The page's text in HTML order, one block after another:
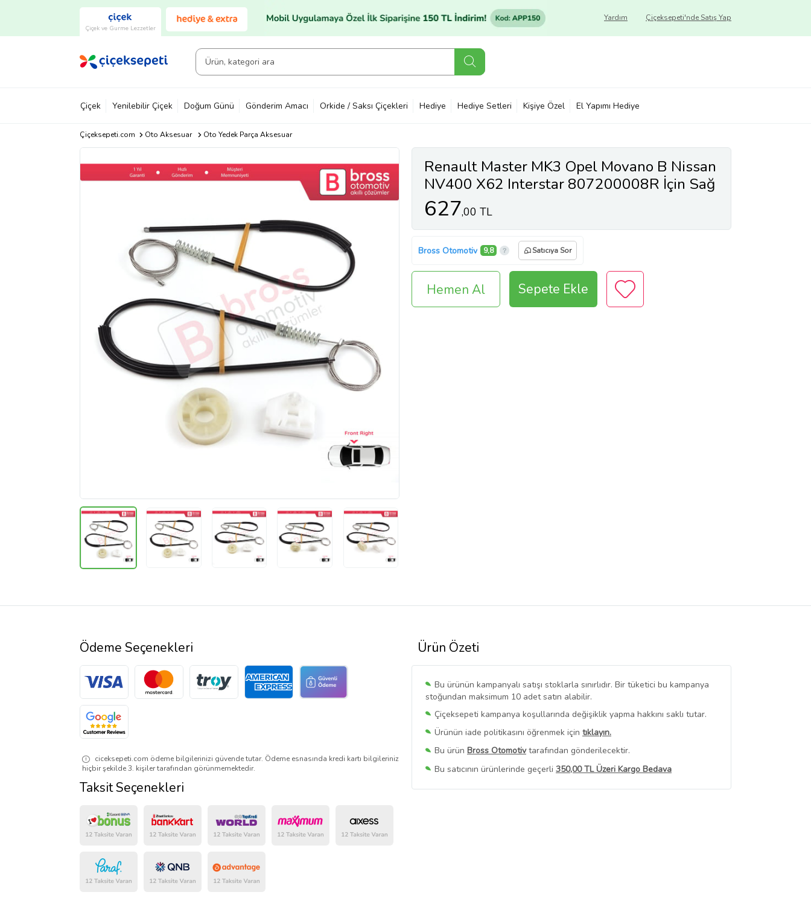
Çiçek ve Gurme Lezzetler
Çiçeksepeti'nde Satış Yap
Yardım
Çiçek Yenilebilir Çiçek Doğum Günü Gönderim Amacı Orkide / Saksı Çiçekleri Hediye Hediye Setleri Kişiye Özel El Yapımı Hediye
Çiçeksepeti.com Oto Aksesuar Oto Yedek Parça Aksesuar
Renault Master MK3 Opel Movano B Nissan
NV400 X62 Interstar 807200008R İçin Sağ
Kapı Cam Kriko Seti
627,00 TL
Bross Otomotiv 9,8 Satıcıya Sor
Hemen Al Sepete Ekle
Ürün Özeti
Bu ürünün kampanyalı satışı stoklarla sınırlıdır. Bir tüketici bu kampanya
stoğundan maksimum 10 adet satın alabilir.
Çiçeksepeti kampanya koşullarında değişiklik yapma hakkını saklı tutar.
Ürünün iade politikasını öğrenmek için tıklayın.
Bu ürün Bross Otomotivtarafından gönderilecektir.
Bu satıcının ürünlerinde geçerli 350,00 TL Üzeri Kargo Bedava
Bu SatıcınınTüm Ürünlerini Görüntüle
Ödeme Seçenekleri
ciceksepeti.com ödeme bilgilerinizi güvende tutar. Ödeme esnasında kredi kartı bilgileriniz
hiçbir şekilde 3. kişiler tarafından görünmemektedir.
Taksit Seçenekleri